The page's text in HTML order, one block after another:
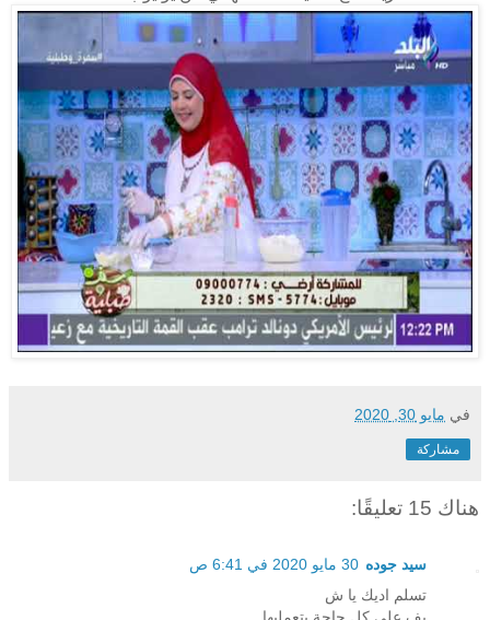
في مايو 30, 2020
مشاركة
هناك 15 تعليقًا:
سيد جوده 30 مايو 2020 في 6:41 ص
تسلم اديك يا ش